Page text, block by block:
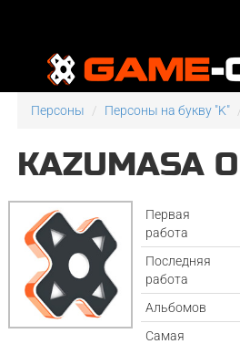
Персоны Персоны на букву "K"
KAZUMASA
Первая
работа
Последняя
работа
Альбомов
Самая